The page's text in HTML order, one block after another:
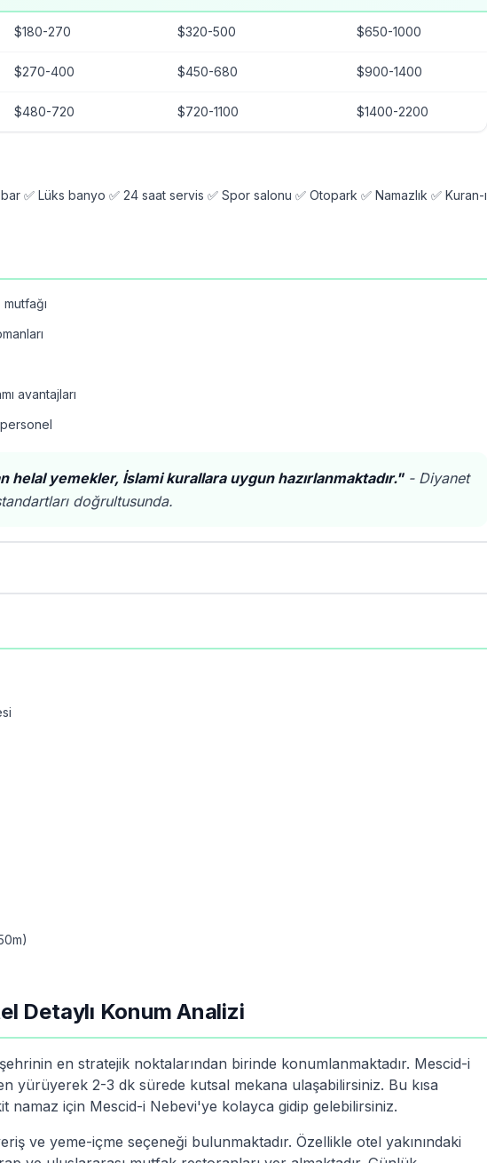
$180-270 $320-500 $650-1000
$270-400 $450-680 $900-1400
$480-720 $720-1100 $1400-2200
✅ Lüks banyo ✅ 24 saat servis ✅ Spor salonu ✅ Otopark ✅ Namazlık ✅ Kuran-ı
avantajları
yemekler, İslami kurallara uygun hazırlanmaktadır."- Diyanet
doğrultusunda.
Detaylı Konum Analizi
en stratejik noktalarından birinde konumlanmaktadır. Mescid-i
yürüyerek 2-3 dk sürede kutsal mekana ulaşabilirsiniz. Bu kısa
namaz için Mescid-i Nebevi'ye kolayca gidip gelebilirsiniz.
ve yeme-içme seçeneği bulunmaktadır. Özellikle otel yakınındaki